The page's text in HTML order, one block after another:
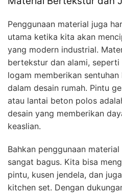
Penggunaan material juga
utama ketika kita akan
yang modern industrial.
bertekstur dan alami,
logam memberikan
dalam desain rumah. Pintu
atau lantai beton polos
desain yang memberikan
keaslian.
Bahkan penggunaan
sangat bagus. Kita bisa
pintu, kusen jendela, dan
kitchen set. Dengan